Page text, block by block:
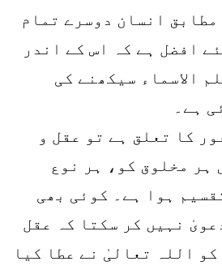
انسان دوسرے تمام
افضل ہے کہ اس کے اندر
الاسماء سیکھنے کی
ہے۔
کا تعلق ہے تو عقل و
ہر مخلوق کو، ہر نوع
ہوا ہے۔ کوئی بھی
نہیں کر سکتا کہ عقل
اللہ تعالیٰ نے عطا کیا